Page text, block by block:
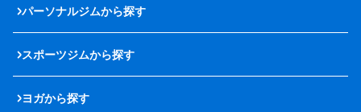
パーソナルジムから探す
スポーツジムから探す
ヨガから探す